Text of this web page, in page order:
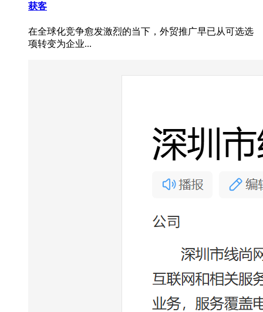
获客
在全球化竞争愈发激烈的当下，外贸推广早已从可选选
项转变为企业...